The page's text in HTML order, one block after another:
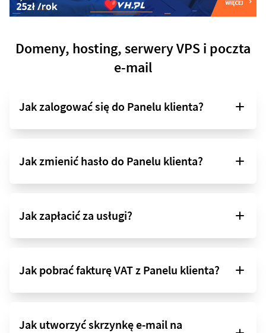
Domeny, hosting, serwery VPS i poczta
e-mail
Jak zalogować się do Panelu klienta?
Jak zmienić hasło do Panelu klienta?
Jak zapłacić za usługi?
Jak pobrać fakturę VAT z Panelu klienta?
Jak utworzyć skrzynkę e-mail na